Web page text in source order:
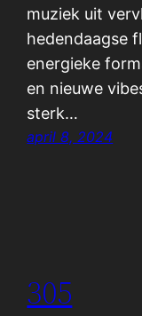
muziek uit
hedendaagse
energieke
en nieuwe
sterk…
april 8, 2024
305